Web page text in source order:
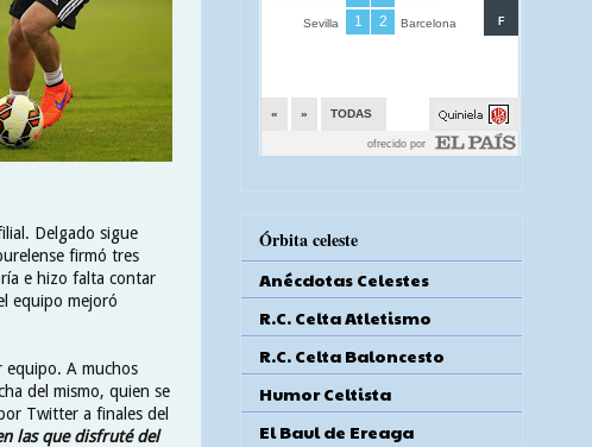
Delgado sigue
firmó tres
e hizo falta contar
equipo mejoró
equipo. A muchos
del mismo, quien se
Twitter a finales del
las que disfruté del
Órbita celeste
Anécdotas Celestes
R.C. Celta Atletismo
R.C. Celta Baloncesto
Humor Celtista
El Baul de Ereaga